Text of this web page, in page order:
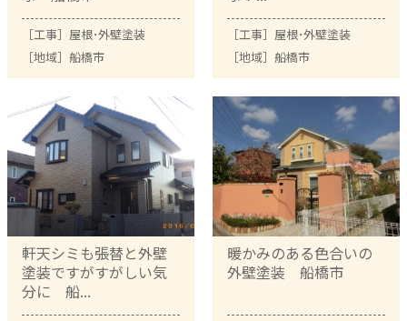
［工事］ 屋根･外壁塗装
［地域］ 船橋市
［工事］ 屋根･外壁塗装
［地域］ 船橋市
軒天シミも張替と外壁
塗装ですがすがしい気
分に 船...
暖かみのある色合いの
外壁塗装 船橋市